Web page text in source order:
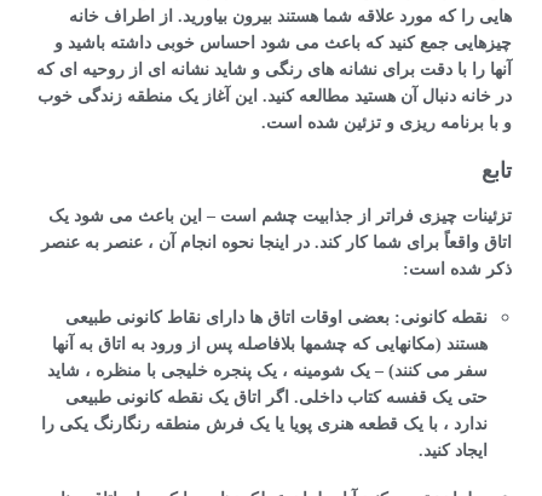
هایی را که مورد علاقه شما هستند بیرون بیاورید. از اطراف خانه
چیزهایی جمع کنید که باعث می شود احساس خوبی داشته باشید و
آنها را با دقت برای نشانه های رنگی و شاید نشانه ای از روحیه ای که
در خانه دنبال آن هستید مطالعه کنید. این آغاز یک منطقه زندگی خوب
و با برنامه ریزی و تزئین شده است.
تابع
تزئینات چیزی فراتر از جذابیت چشم است – این باعث می شود یک
اتاق واقعاً برای شما کار کند. در اینجا نحوه انجام آن ، عنصر به عنصر
ذکر شده است:
نقطه کانونی: بعضی اوقات اتاق ها دارای نقاط کانونی طبیعی
هستند (مکانهایی که چشمها بلافاصله پس از ورود به اتاق به آنها
سفر می کنند) – یک شومینه ، یک پنجره خلیجی با منظره ، شاید
حتی یک قفسه کتاب داخلی. اگر اتاق یک نقطه کانونی طبیعی
ندارد ، با یک قطعه هنری پویا یا یک فرش منطقه رنگارنگ یکی را
ایجاد کنید.